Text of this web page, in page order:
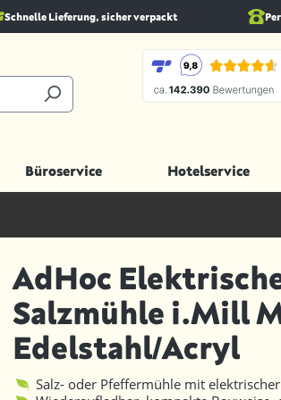
Schnelle Lieferung, sicher verpackt
Büroservice Hotelservice
AdHoc
Salzmühle i.Mill
Edelstahl/Acryl
Salz- oder Pfeffermühle mit